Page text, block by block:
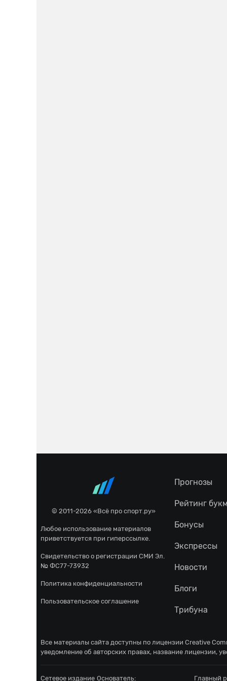
© 2011-2026 «Всё про спорт.ру»
Любое использование материалов
приветствуется при гиперссылке.
Свидетельство о регистрации СМИ Эл.
№ ФС77-73932
Политика конфиденциальности
Пользовательское соглашение
Прогнозы
Рейтинг
Бонусы
Экспрессы
Новости
Блоги
Трибуна
Все материалы сайта доступны по лицензии Creative
уведомление об авторских правах, название лицензии,
Сетевое издание Основатель: Главный